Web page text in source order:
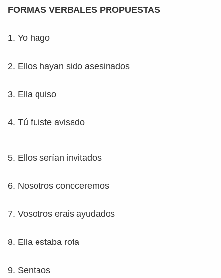
FORMAS VERBALES PROPUESTAS
1. Yo hago
2. Ellos hayan sido asesinados
3. Ella quiso
4. Tú fuiste avisado
5. Ellos serían invitados
6. Nosotros conoceremos
7. Vosotros erais ayudados
8. Ella estaba rota
9. Sentaos